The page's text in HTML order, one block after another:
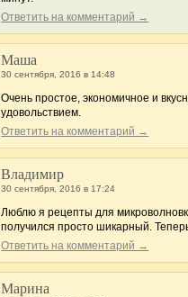
Ответить на комментарий →
Маша
30 сентября, 2016 в 14:48
Очень простое, экономичное и
удовольствием.
Ответить на комментарий →
Владимир
30 сентября, 2016 в 17:24
Люблю я рецепты для
получился просто шикарный.
Ответить на комментарий →
Марина